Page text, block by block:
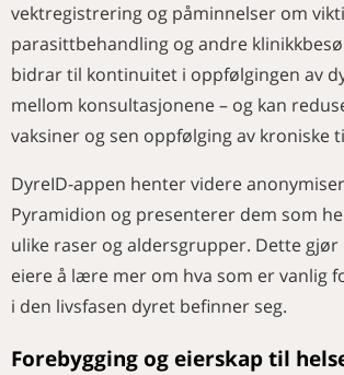
vektregistrering og påminnelser om
parasittbehandling og andre
bidrar til kontinuitet i oppfølgingen av
mellom konsultasjonene – og kan
vaksiner og sen oppfølging av kroniske
DyreID-appen henter videre
Pyramidion og presenterer dem som
ulike raser og aldersgrupper. Dette
eiere å lære mer om hva som er vanlig
i den livsfasen dyret befinner seg.
Forebygging og eierskap til